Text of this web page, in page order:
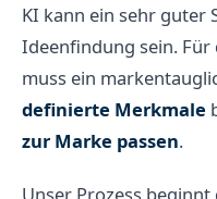
KI kann ein sehr guter
Ideenfindung sein. Für
muss ein
definierte Merkmale
zur Marke passen.